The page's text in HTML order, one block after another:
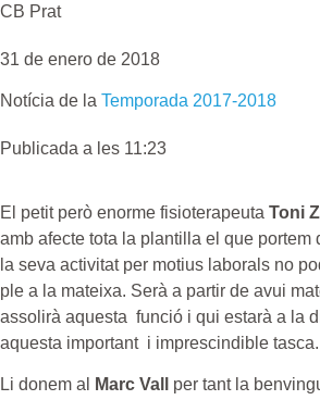
CB Prat
31 de enero de 2018
Notícia de la Temporada 2017-2018
Publicada a les 11:23
El petit però enorme fisioterapeuta Toni
amb afecte tota la plantilla el que portem
la seva activitat per motius laborals no
ple a la mateixa. Serà a partir de avui
assolirà aquesta funció i qui estarà a la
aquesta important i imprescindible tasca.
Li donem al Marc Vall
per tant la